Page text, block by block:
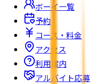
ボーイ一覧
予約
コース・料金
アクセス
利用案内
アルバイト応募